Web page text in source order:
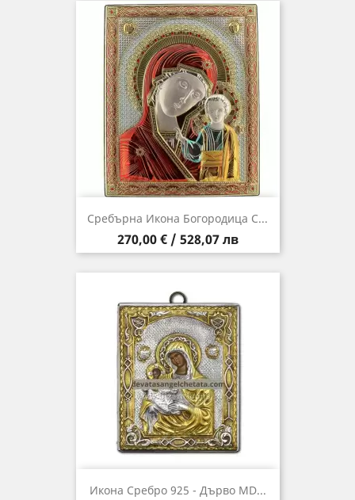
Сребърна Икона Богородица С...
Цена
270,00 € / 528,07 лв
Икона Сребро 925 - Дърво MD...